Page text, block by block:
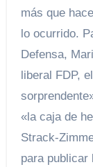
más que
lo ocurrido.
Defensa,
liberal FDP,
«la caja de
Strack-
para publicar